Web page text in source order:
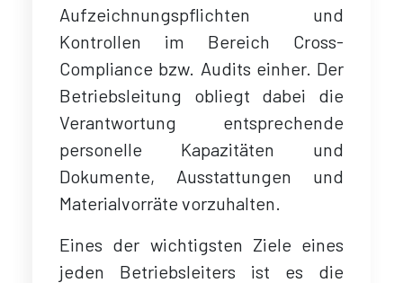
Aufzeichnungspflichten und
Kontrollen im Bereich Cross-
Compliance bzw. Audits einher. Der
Betriebsleitung obliegt dabei die
Verantwortung entsprechende
personelle Kapazitäten und
Dokumente, Ausstattungen und
Materialvorräte vorzuhalten.
Eines der wichtigsten Ziele eines
jeden Betriebsleiters ist es die